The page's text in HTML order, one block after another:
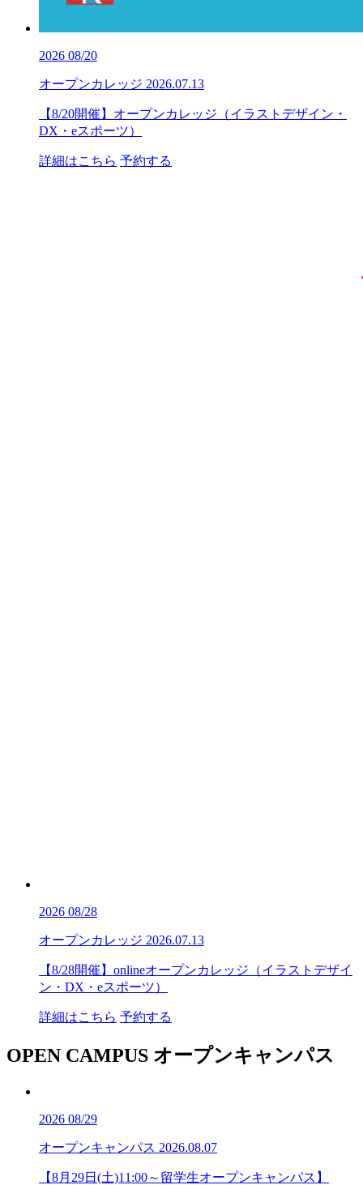
2026 08/20
オープンカレッジ 2026.07.13
【8/20開催】オープンカレッジ（イラストデザイン・
DX・eスポーツ）
詳細はこちら 予約する
2026 08/28
オープンカレッジ 2026.07.13
【8/28開催】onlineオープンカレッジ（イラストデザイ
ン・DX・eスポーツ）
詳細はこちら 予約する
OPEN CAMPUS オープンキャンパス
2026 08/29
オープンキャンパス 2026.08.07
【8月29日(土)11:00～留学生オープンキャンパス】